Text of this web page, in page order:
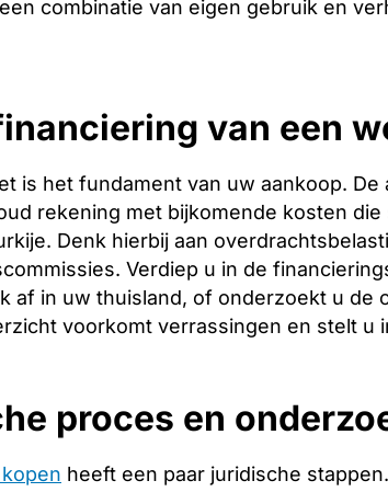
combinatie van eigen gebruik en
van een
is het fundament van uw aankoop.
rekening met bijkomende kosten
Denk hierbij aan
Verdiep u in de
af in uw thuisland, of onderzoekt u de
voorkomt verrassingen en stelt u
proces en
heeft een paar juridische